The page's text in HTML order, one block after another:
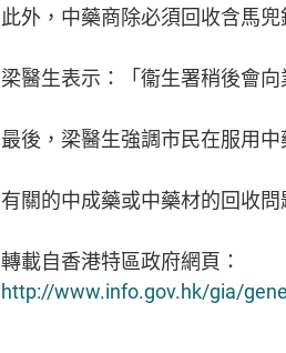
此外，中藥商除必須回收含馬
梁醫生表示：「衞生署稍後會
最後，梁醫生強調市民在服用
有關的中成藥或中藥材的回收
轉載自香港特區政府網頁：
http://www.info.gov.hk/gia/